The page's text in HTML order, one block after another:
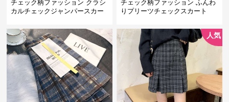
チェック柄ファッション クラシ
カルチェックジャンパースカー
チェック柄ファッション ふんわ
りプリーツチェックスカート
人気